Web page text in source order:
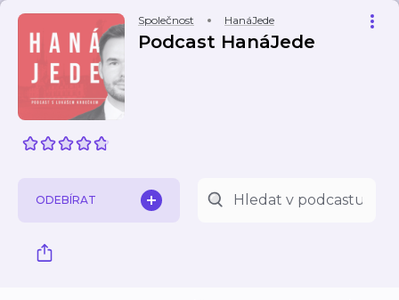
Společnost HanáJede
Podcast HanáJede
ODEBÍRAT